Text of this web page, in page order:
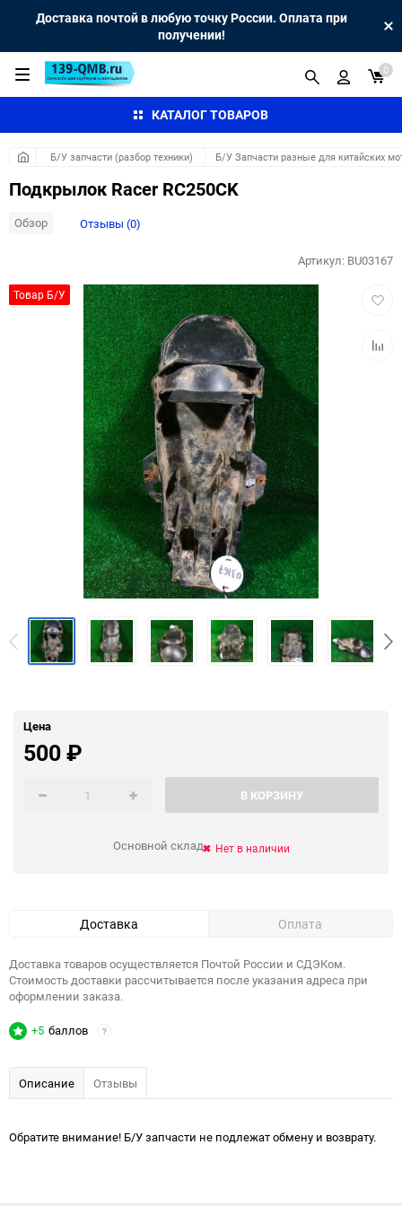
Доставка почтой в любую точку России. Оплата при
получении!
КАТАЛОГ ТОВАРОВ
0
Б/У запчасти (разбор техники) Б/У Запчасти разные для китайских
Подкрылок Racer RC250CK
Обзор Отзывы (0)
Товар Б/У
Артикул: BU03167
Цена
500₽
В КОРЗИНУ
Основной склад Нет в наличии
Доставка Оплата
Доставка товаров осуществляется Почтой России и СДЭКом.
Стоимость доставки рассчитывается после указания адреса при
оформлении заказа.
+5 баллов ?
Описание Отзывы
Обратите внимание! Б/У запчасти не подлежат обмену и возврату.